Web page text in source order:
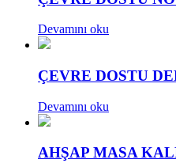
Devamını oku
ÇEVRE DOSTU
Devamını oku
AHŞAP MASA